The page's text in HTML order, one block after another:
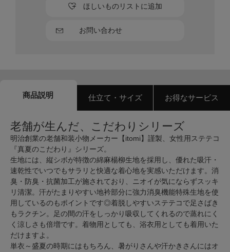
お問い合わせ
ほしいものリストに追加
商品説明 仕立て・サイズ お得なサービス
老舗が生んだ、こだわりシリーズ
明治創業の老舗和装小物メーカー【itomi】謹製、女性用ステテコ
『真夏のこだわり』シリーズ。
生地には、縦シボが特徴の綿麻楊柳生地を採用し、優れた吸汗・
速乾性でいつでもサラリと快適な着心地を実感いただけます。消
臭・防臭・抗菌加工が施されており、ニオイが気にならずスッキ
リ清潔。汗がたまりやすい地衿部分に強力消臭機能特殊生地を使
用しているのもポイントです◎着脱しやすいステテコで足さばき
もラクチン。足の間の汗をしっかり吸収してくれるので蒸れにく
く涼しさも倍増です。着物用としても、浴衣用としても着用いた
だけますよ。
単衣～盛夏の時期にはもちろん、暑がりさんや汗かきさんにはオ